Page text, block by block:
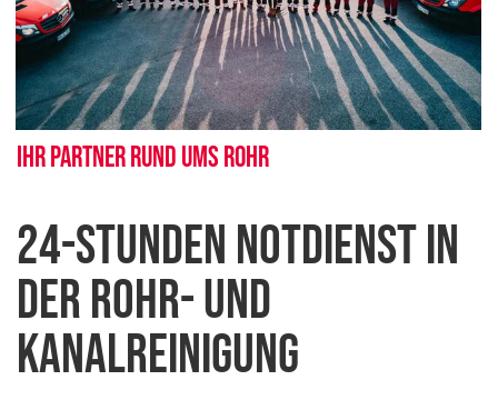
Ihr Partner rund ums Rohr
24-Stunden Notdienst in
der Rohr- und
Kanalreinigung